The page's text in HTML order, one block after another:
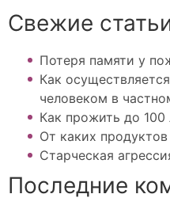
Свежие
Потеря памяти у
Как
человеком в
Как прожить до 100
От каких
Старческая
Последние